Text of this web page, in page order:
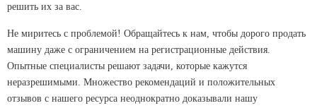
решить их за вас.
Не миритесь с проблемой! Обращайтесь к нам, чтобы дорого продать
машину даже с ограничением на регистрационные действия.
Опытные специалисты решают задачи, которые кажутся
неразрешимыми. Множество рекомендаций и положительных
отзывов с нашего ресурса неоднократно доказывали нашу